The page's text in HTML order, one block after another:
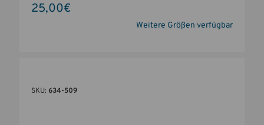
25,00€
Weitere Größen verfügbar
SKU: 634-509